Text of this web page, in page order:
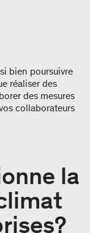
bien poursuivre
réaliser des
des mesures
collaborateurs
la